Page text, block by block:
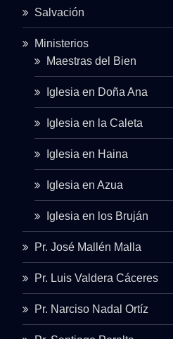
Salvación
Ministerios
Maestras del Bien
Iglesia en Doña Ana
Iglesia en la Caleta
Iglesia en Haina
Iglesia en Azua
Iglesia en los Bruján
Pr. José Mallén Malla
Pr. Luis Valdera Cáceres
Pr. Narciso Nadal Ortíz